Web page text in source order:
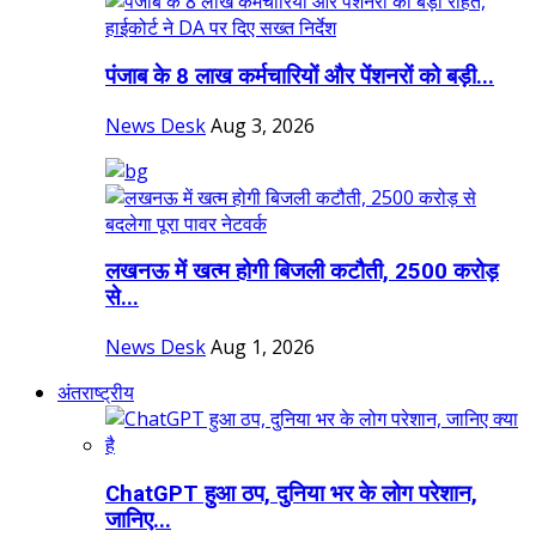
पंजाब के 8 लाख कर्मचारियों और पेंशनरों को बड़ी...
News DeskAug 3, 2026
लखनऊ में खत्म होगी बिजली कटौती, 2500 करोड़
से...
News DeskAug 1, 2026
अंतराष्ट्रीय
ChatGPT हुआ ठप, दुनिया भर के लोग परेशान,
जानिए...